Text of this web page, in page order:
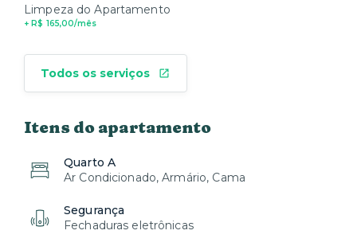
Limpeza do Apartamento
+ R$ 165,00/mês
Todos os serviços
Itens do apartamento
Quarto A
Ar Condicionado, Armário, Cama
Segurança
Fechaduras eletrônicas